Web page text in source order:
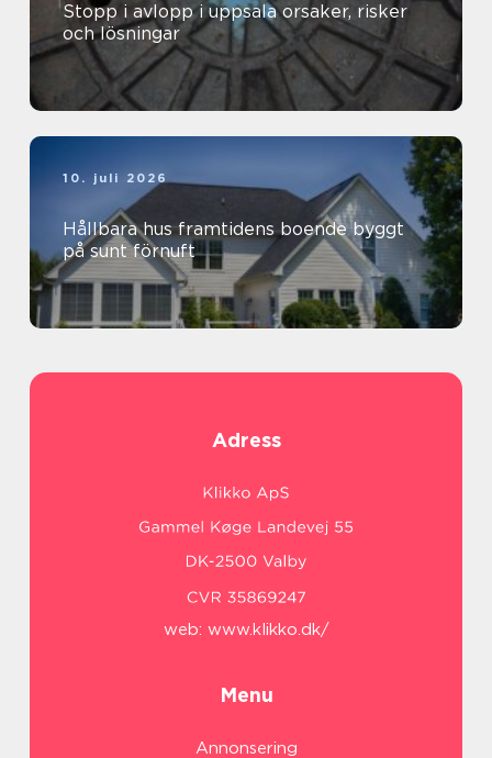
Stopp i avlopp i uppsala orsaker, risker
och lösningar
10. juli 2026
Hållbara hus framtidens boende byggt
på sunt förnuft
Adress
web: www.klikko.dk/
Menu
Annonsering